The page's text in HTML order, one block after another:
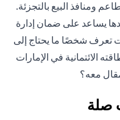
ومنافذ البيع بالتجزئة.
يساعد على ضمان إدارة
تعرف شخصًا ما يحتاج إلى
الائتمانية في الإمارات
معه؟
صلة